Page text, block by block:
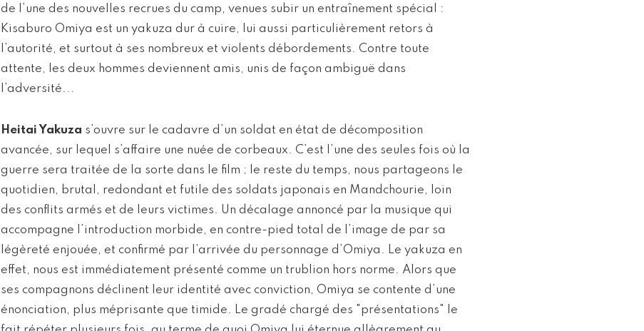
de l’une des nouvelles recrues du camp, venues subir un entraînement spécial :
Kisaburo Omiya est un yakuza dur à cuire, lui aussi particulièrement retors à
l’autorité, et surtout à ses nombreux et violents débordements. Contre toute
attente, les deux hommes deviennent amis, unis de façon ambiguë dans
l’adversité...
Heitai Yakuza s’ouvre sur le cadavre d’un soldat en état de décomposition
avancée, sur lequel s’affaire une nuée de corbeaux. C’est l’une des seules fois où la
guerre sera traitée de la sorte dans le film ; le reste du temps, nous partageons le
quotidien, brutal, redondant et futile des soldats japonais en Mandchourie, loin
des conflits armés et de leurs victimes. Un décalage annoncé par la musique qui
accompagne l’introduction morbide, en contre-pied total de l’image de par sa
légèreté enjouée, et confirmé par l’arrivée du personnage d’Omiya. Le yakuza en
effet, nous est immédiatement présenté comme un trublion hors norme. Alors que
ses compagnons déclinent leur identité avec conviction, Omiya se contente d’une
énonciation, plus méprisante que timide. Le gradé chargé des "présentations" le